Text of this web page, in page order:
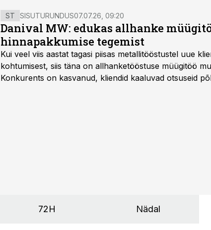
ST SISUTURUNDUS07.07.26, 09:20
Danival MW: edukas allhanke
hinnapakkumise tegemist
Kui veel viis aastat tagasi piisas metallitööstustel uue
kohtumisest, siis täna on allhanketööstuse müügitöö
Konkurents on kasvanud, kliendid kaaluvad otsuseid
72H Nädal